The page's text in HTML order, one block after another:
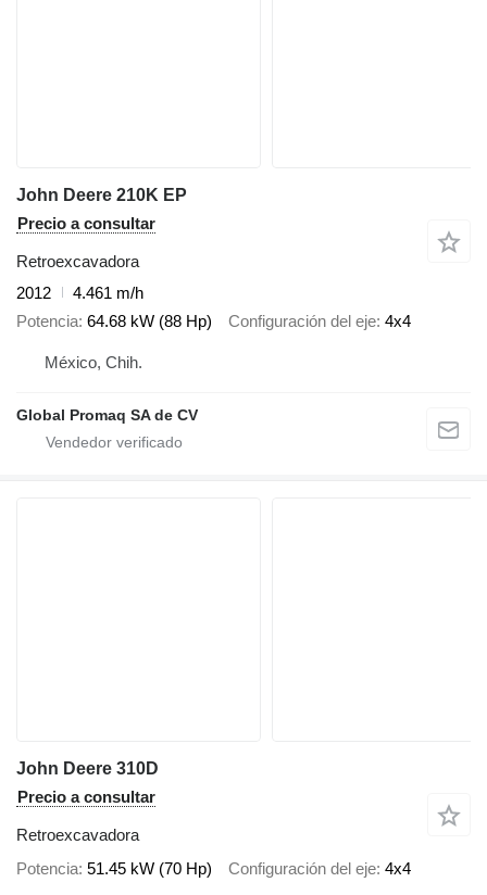
John Deere 210K EP
Precio a consultar
Retroexcavadora
2012
4.461 m/h
Potencia 64.68 kW (88 Hp) Configuración del eje 4x4
México, Chih.
Global Promaq SA de CV
John Deere 310D
Precio a consultar
Retroexcavadora
Potencia 51.45 kW (70 Hp) Configuración del eje 4x4